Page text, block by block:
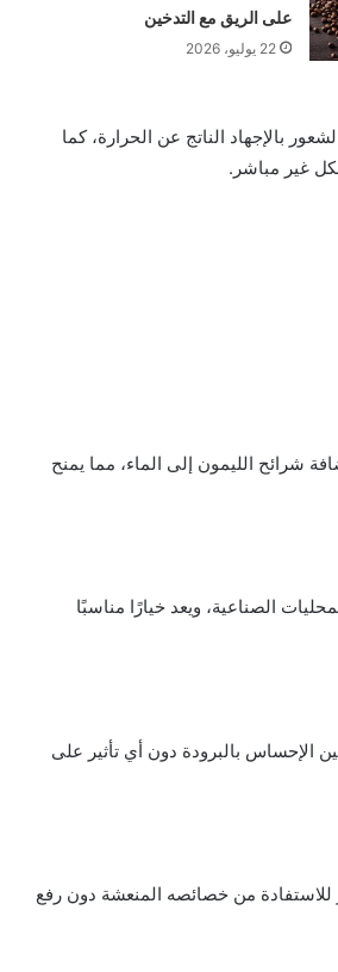
على الريق مع التدخين
22 يوليو، 2026
بالإجهاد الناتج عن الحرارة، كما
غير مباشر.
شرائح الليمون إلى الماء، مما يمنح
الصناعية، ويعد خيارًا مناسبًا
الإحساس بالبرودة دون أي تأثير على
للاستفادة من خصائصه المنعشة دون رفع